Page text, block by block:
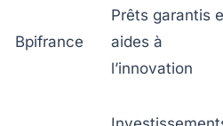
Bpifrance
Prêts garantis
aides à
l’innovation